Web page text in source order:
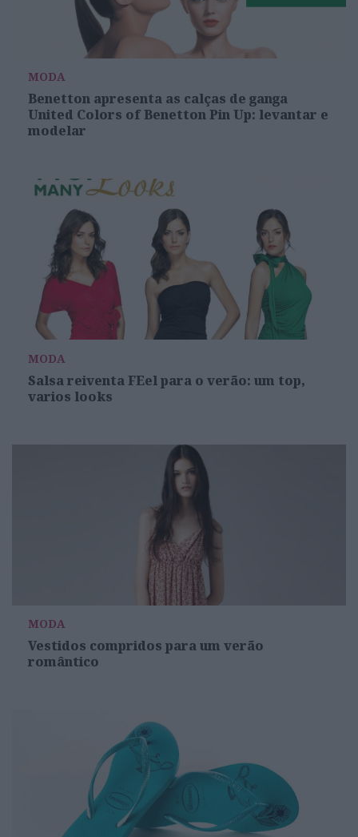
MODA
Benetton apresenta as calças de ganga
United Colors of Benetton Pin Up: levantar e
modelar
MODA
Salsa reiventa FEel para o verão: um top,
varios looks
MODA
Vestidos compridos para um verão
romântico